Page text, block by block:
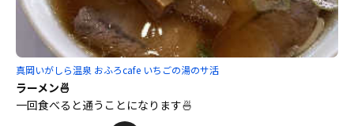
真岡いがしら温泉 おふろcafe いちごの湯のサ活
ラーメン🍜
一回食べると通うことになります🍜